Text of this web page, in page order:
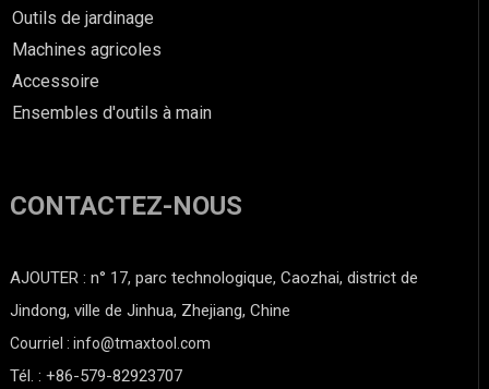
Outils de jardinage
Machines agricoles
Accessoire
Ensembles d'outils à main
CONTACTEZ-NOUS
AJOUTER : n° 17, parc technologique, Caozhai, district de
Jindong, ville de Jinhua, Zhejiang, Chine
Courriel : info@tmaxtool.com
Tél. : +86-579-82923707